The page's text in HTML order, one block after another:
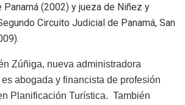
(2002) y jueza de Niñez y
Circuito Judicial de Panamá, San
Zúñiga, nueva administradora
abogada y financista de profesión
Planificación Turística. También